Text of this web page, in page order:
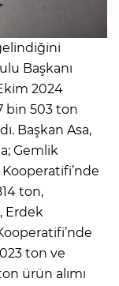
Başkanı
2024
bin 503 ton
Başkan Asa,
Gemlik
ton,
Erdek
ton ve
ürün alımı